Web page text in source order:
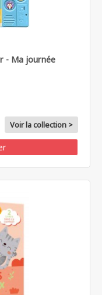
- Ma journée
Voir la collection >